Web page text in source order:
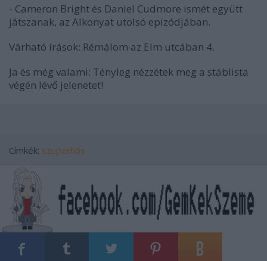
- Cameron Bright és Daniel Cudmore ismét együtt
játszanak, az Alkonyat utolsó epizódjában.
Várható írások: Rémálom az Elm utcában 4.
Ja és még valami: Tényleg nézzétek meg a stáblista
végén lévő jelenetet!
Címkék: szuperhős